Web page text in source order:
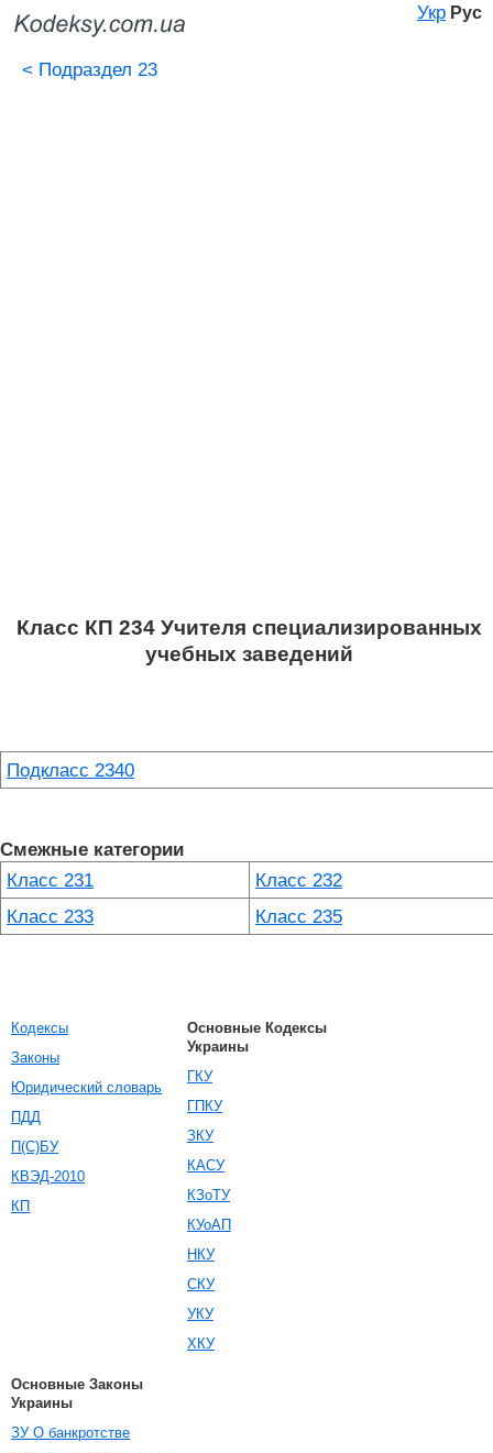
Укр Рус
< Подраздел 23
Класс КП 234 Учителя специализированных
учебных заведений
Подкласс 2340
Смежные категории
Класс 231
Класс 232
Класс 233
Класс 235
Кодексы
Законы
Юридический словарь
ПДД
П(С)БУ
КВЭД-2010
КП
Основные Кодексы
Украины
ГКУ
ГПКУ
ЗКУ
КАСУ
КЗоТУ
КУоАП
НКУ
СКУ
УКУ
ХКУ
Основные Законы
Украины
ЗУ О банкротстве